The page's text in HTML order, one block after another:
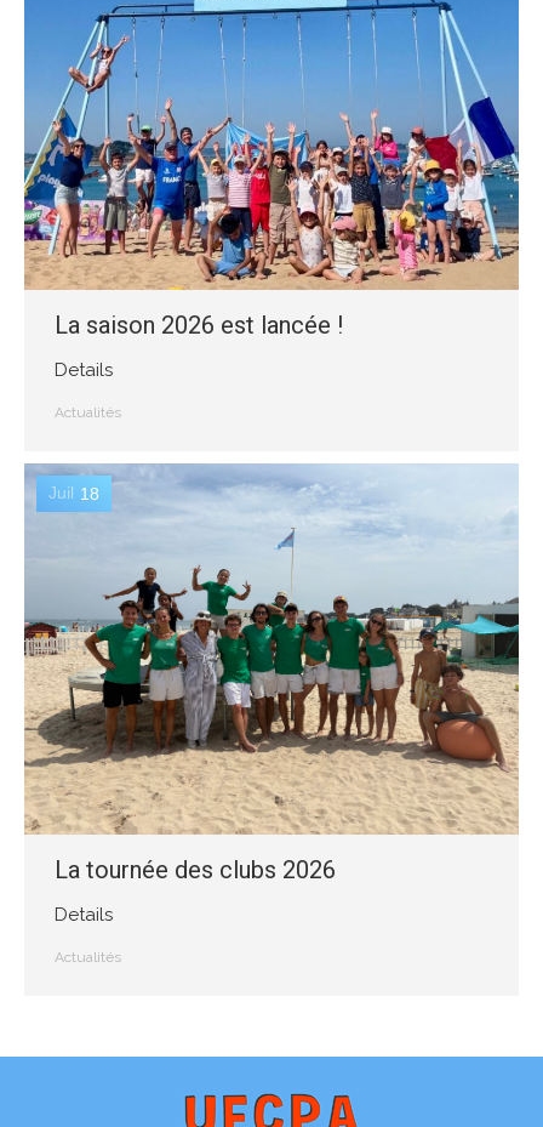
La saison 2026 est lancée !
Details
Actualités
Juil 18
La tournée des clubs 2026
Details
Actualités